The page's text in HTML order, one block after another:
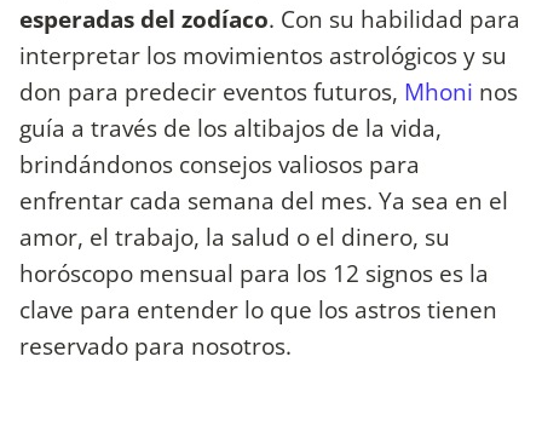
esperadas del zodíaco. Con su habilidad para
interpretar los movimientos astrológicos y su
don para predecir eventos futuros, Mhoni nos
guía a través de los altibajos de la vida,
brindándonos consejos valiosos para
enfrentar cada semana del mes. Ya sea en el
amor, el trabajo, la salud o el dinero, su
horóscopo mensual para los 12 signos es la
clave para entender lo que los astros tienen
reservado para nosotros.